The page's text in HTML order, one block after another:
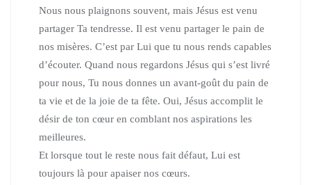
Nous nous plaignons souvent, mais Jésus est venu
partager Ta tendresse. Il est venu partager le pain de
nos misères. C’est par Lui que tu nous rends capables
d’écouter. Quand nous regardons Jésus qui s’est livré
pour nous, Tu nous donnes un avant‑goût du pain de
ta vie et de la joie de ta fête. Oui, Jésus accomplit le
désir de ton cœur en comblant nos aspirations les
meilleures.
Et lorsque tout le reste nous fait défaut, Lui est
toujours là pour apaiser nos cœurs.